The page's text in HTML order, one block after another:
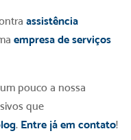
assistência
empresa de serviços
pouco a nossa
que
. Entre já em contato!